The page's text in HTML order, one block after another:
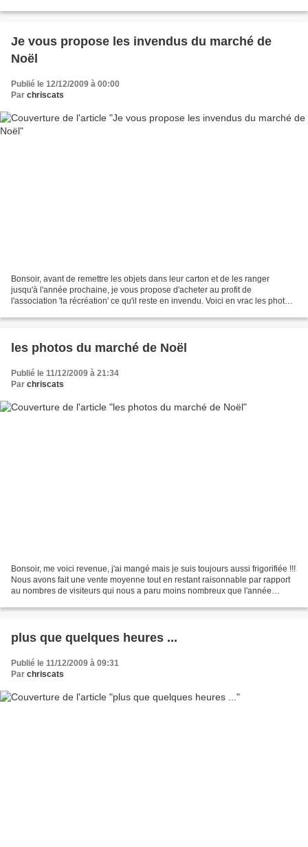
Je vous propose les invendus du marché de
Noël
Publié le 12/12/2009 à 00:00
Par chriscats
Bonsoir, avant de remettre les objets dans leur carton et de les ranger
jusqu'à l'année prochaine, je vous propose d'acheter au profit de
l'association 'la récréation' ce qu'il reste en invendu. Voici en vrac les photos,
les photos du marché de Noël
Publié le 11/12/2009 à 21:34
Par chriscats
Bonsoir, me voici revenue, j'ai mangé mais je suis toujours aussi frigorifiée !!!
Nous avons fait une vente moyenne tout en restant raisonnable par rapport
au nombres de visiteurs qui nous a paru moins nombreux que l'année
plus que quelques heures ...
Publié le 11/12/2009 à 09:31
Par chriscats